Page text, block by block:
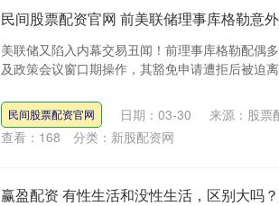
民间股票配资官网 前美联储理事库格勒意
美联储又陷入内幕交易丑闻！前理事库格勒配偶
及政策会议窗口期操作，其豁免申请遭拒后被迫
民间股票配资官网 日期：03-30
来源：股票
查看： 168 分类： 新股配资网
赢盈配资 有性生活和没性生活，区别大吗